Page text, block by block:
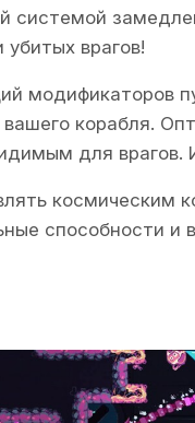
системой
врагов!
модификаторов
корабля.
для врагов.
космическим
способности